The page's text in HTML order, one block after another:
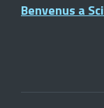
Benvenus a